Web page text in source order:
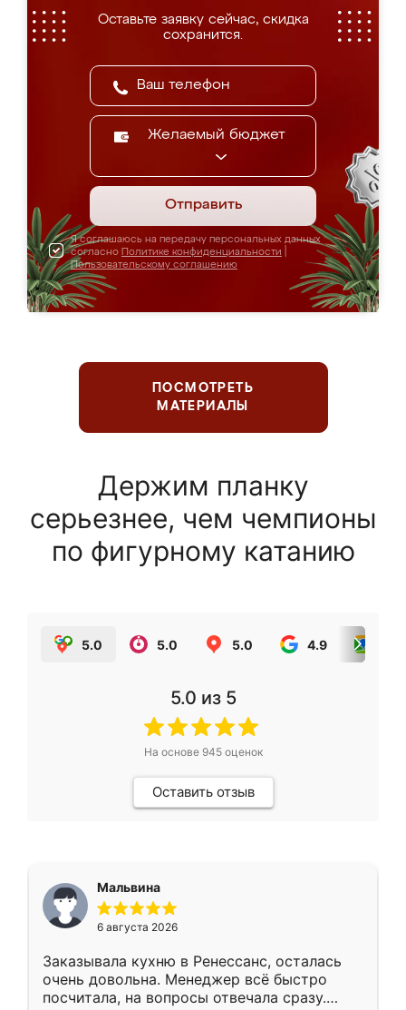
Оставьте заявку сейчас, скидка
сохранится.
Желаемый бюджет
Отправить
Я соглашаюсь на передачу персональных данных
согласно Политике конфиденциальности
Пользовательскому соглашению
ПОСМОТРЕТЬ
МАТЕРИАЛЫ
Держим планку
серьезнее, чем чемпионы
по фигурному катанию
5.0 5.0 5.0 4.9
5.0 из 5
На основе 945оценок
Оставить отзыв
Мальвина
6 августа 2026
Заказывала кухню в Ренессанс, осталась
очень довольна. Менеджер всё быстро
посчитала, на вопросы отвечала сразу.